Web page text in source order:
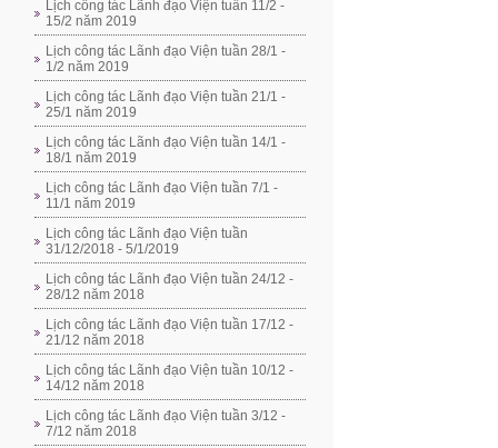
Lịch công tác Lãnh đạo Viện tuần 11/2 -
15/2 năm 2019
Lịch công tác Lãnh đạo Viện tuần 28/1 -
1/2 năm 2019
Lịch công tác Lãnh đạo Viện tuần 21/1 -
25/1 năm 2019
Lịch công tác Lãnh đạo Viện tuần 14/1 -
18/1 năm 2019
Lịch công tác Lãnh đạo Viện tuần 7/1 -
11/1 năm 2019
Lịch công tác Lãnh đạo Viện tuần
31/12/2018 - 5/1/2019
Lịch công tác Lãnh đạo Viện tuần 24/12 -
28/12 năm 2018
Lịch công tác Lãnh đạo Viện tuần 17/12 -
21/12 năm 2018
Lịch công tác Lãnh đạo Viện tuần 10/12 -
14/12 năm 2018
Lịch công tác Lãnh đạo Viện tuần 3/12 -
7/12 năm 2018